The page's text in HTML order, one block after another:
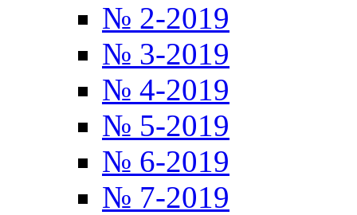
№ 2-2019
№ 3-2019
№ 4-2019
№ 5-2019
№ 6-2019
№ 7-2019